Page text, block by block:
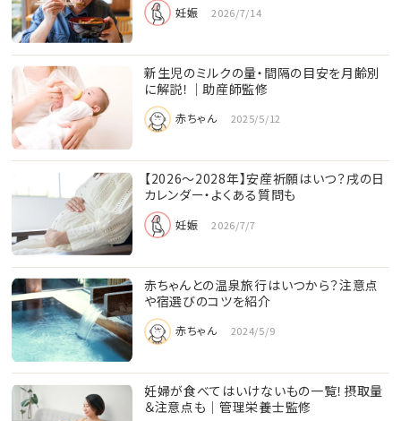
妊娠 2026/7/14
新生児のミルクの量・間隔の目安を月齢別
に解説！｜助産師監修
赤ちゃん 2025/5/12
【2026〜2028年】安産祈願はいつ？戌の日
カレンダー・よくある質問も
妊娠 2026/7/7
赤ちゃんとの温泉旅行はいつから？注意点
や宿選びのコツを紹介
赤ちゃん 2024/5/9
妊婦が食べてはいけないもの一覧！摂取量
＆注意点も│管理栄養士監修